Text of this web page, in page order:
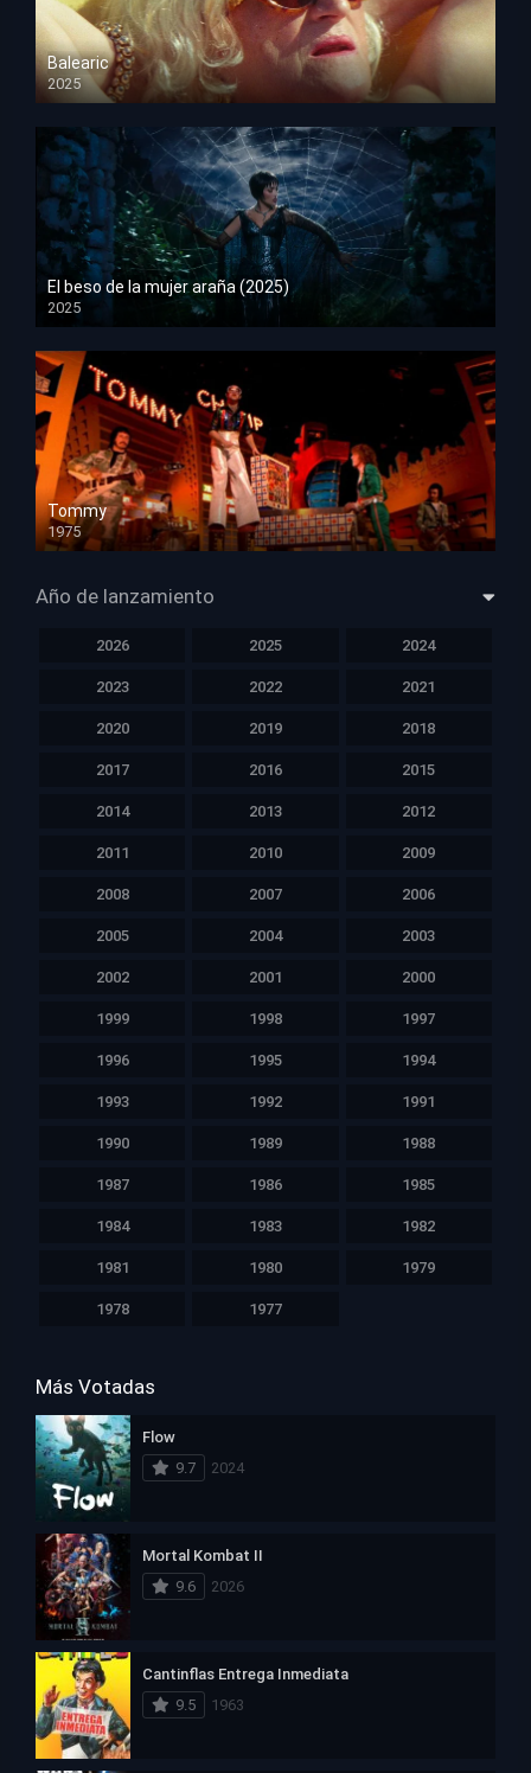
Balearic
2025
HD 1080p
El beso de la mujer araña (2025)
2025
HD 1080p
Tommy
1975
HD 1080p
Año de lanzamiento
2026 2025 2024
2023 2022 2021
2020 2019 2018
2017 2016 2015
2014 2013 2012
2011 2010 2009
2008 2007 2006
2005 2004 2003
2002 2001 2000
1999 1998 1997
1996 1995 1994
1993 1992 1991
1990 1989 1988
1987 1986 1985
1984 1983 1982
1981 1980 1979
1978 1977
Más Votadas
Flow
9.7
2024
Mortal Kombat II
9.6
2026
Cantinflas Entrega Inmediata
9.5
1963